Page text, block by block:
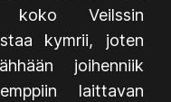
koko Veilssin
kymrii, joten
joihenniik
laittavan